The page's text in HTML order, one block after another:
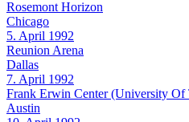
Rosemont Horizon
Chicago
5. April 1992
Reunion Arena
Dallas
7. April 1992
Frank Erwin Center (University Of
Austin